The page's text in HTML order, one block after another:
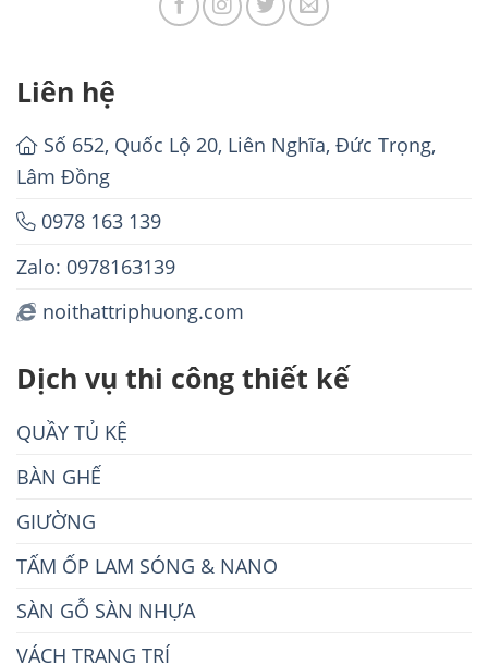
Liên hệ
Số 652, Quốc Lộ 20, Liên Nghĩa, Đức Trọng,
Lâm Đồng
0978 163 139
Zalo: 0978163139
noithattriphuong.com
Dịch vụ thi công thiết kế
QUẦY TỦ KỆ
BÀN GHẾ
GIƯỜNG
TẤM ỐP LAM SÓNG & NANO
SÀN GỖ SÀN NHỰA
VÁCH TRANG TRÍ